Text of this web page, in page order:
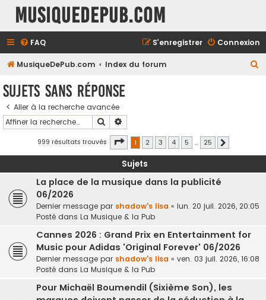
MusiqueDePub.com
FAQ Connexion
S’enregistrer
MusiqueDePub.com Index du forum
c
h
Sujets sans réponse
Aller à la recherche avancée
Rechercher
999 résultats trouvés Page 1sur25
1 2 3 4 5 … 25
Sujets
La place de la musique dans la publicité
06/2026
Dernier message par shadow's lisa « lun. 20 juil. 2026, 20:05
Posté dans La Musique & la Pub
Cannes 2026 : Grand Prix en Entertainment for
Music pour Adidas 'Original Forever' 06/2026
Dernier message par shadow's lisa « ven. 03 juil. 2026, 16:08
Posté dans La Musique & la Pub
Pour Michaël Boumendil (Sixième Son), les